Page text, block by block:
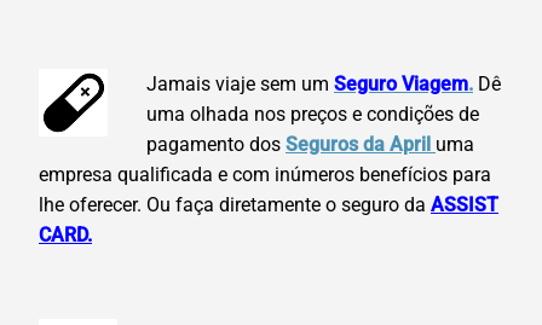
Jamais viaje sem um Seguro Viagem. Dê
uma olhada nos preços e condições de
pagamento dos Seguros da April uma
empresa qualificada e com inúmeros benefícios para
lhe oferecer. Ou faça diretamente o seguro da ASSIST
CARD.